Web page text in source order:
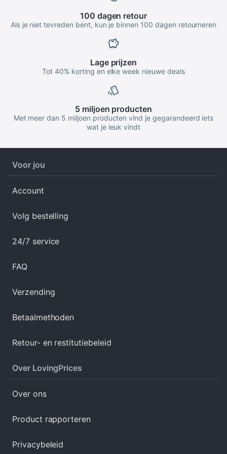
100 dagen retour
Als je niet tevreden bent, kun je binnen 100 dagen retourneren
Lageprijzen
Tot 40% korting en elke week nieuwe deals
5 miljoen producten
Met meer dan 5 miljoen producten vind je gegarandeerd iets
wat je leuk vindt
Voor jou
Account
Volg bestelling
24/7 service
FAQ
Verzending
Betaalmethoden
Retour- en restitutiebeleid
Over LovingPrices
Over ons
Product rapporteren
Privacybeleid